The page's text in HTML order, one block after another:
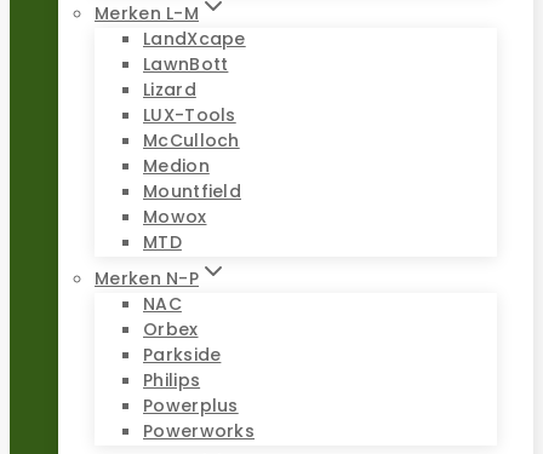
Merken L-M
LandXcape
LawnBott
Lizard
LUX-Tools
McCulloch
Medion
Mountfield
Mowox
MTD
Merken N-P
NAC
Orbex
Parkside
Philips
Powerplus
Powerworks